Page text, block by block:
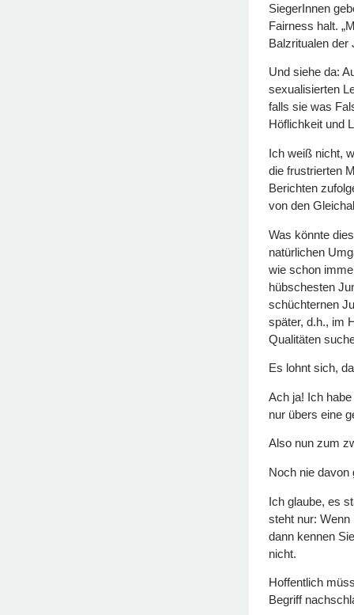
SiegerInnen
Fairness halt.
Balzritualen der
Und siehe da:
sexualisierten
falls sie was
Höflichkeit und
Ich weiß nicht,
die frustrierten
Berichten
von den
Was könnte
natürlichen
wie schon
hübschesten
schüchternen
später, d.h., im
Qualitäten
Es lohnt sich,
Ach ja! Ich
nur übers eine
Also nun zum
Noch nie davon
Ich glaube, es
steht nur:
dann kennen
nicht.
Hoffentlich
Begriff